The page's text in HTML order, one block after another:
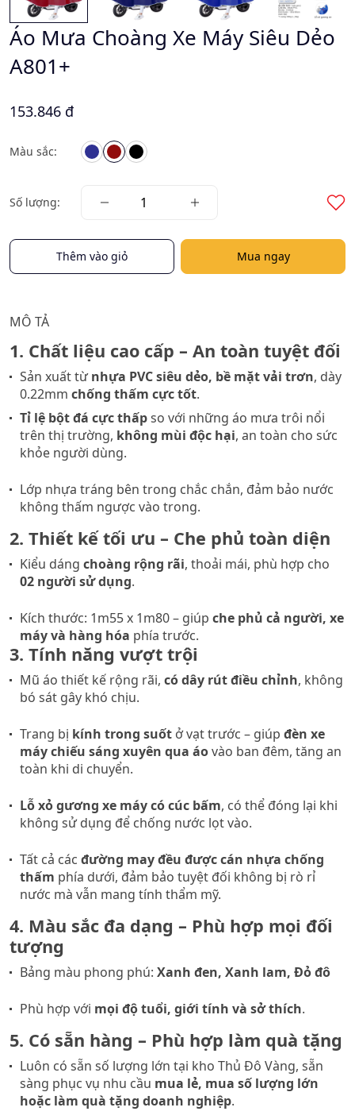
Áo Mưa Choàng Xe Máy Siêu Dẻo
A801+
153.846 đ
Màu sắc:
Số lượng:
Thêm vào giỏ Mua ngay
MÔ TẢ
1. Chất liệu cao cấp – An toàn tuyệt đối
Sản xuất từnhựa PVC siêu dẻo, bề mặt vải trơn, dày
0.22mm chống thấm cực tốt.
Tỉ lệ bột đá cực thấpso với những áo mưa trôi nổi
trên thị trường, không mùi độc hại, an toàn cho sức
khỏe người dùng.
Lớp nhựa tráng bên trong chắc chắn, đảm bảo nước
không thấm ngược vào trong.
2. Thiết kế tối ưu – Che phủ toàn diện
Kiểu dáng choàng rộng rãi, thoải mái, phù hợp cho
02 người sử dụng.
Kích thước: 1m55 x 1m80 – giúp che phủ cả người, xe
máy và hàng hóa phía trước.
3. Tính năng vượt trội
Mũ áo thiết kế rộng rãi, có dây rút điều chỉnh, không
bó sát gây khó chịu.
Trang bị kính trong suốt ở vạt trước – giúp đèn xe
máy chiếu sáng xuyên qua áovào ban đêm, tăng an
toàn khi di chuyển.
Lỗ xỏ gương xe máy có cúc bấm, có thể đóng lại khi
không sử dụng để chống nước lọt vào.
Tất cả các đường may đều được cán nhựa chống
thấm phía dưới, đảm bảo tuyệt đối không bị rò rỉ
nước mà vẫn mang tính thẩm mỹ.
4. Màu sắc đa dạng – Phù hợp mọi đối
tượng
Bảng màu phong phú: Xanh đen, Xanh lam, Đỏ đô
Phù hợp với mọi độ tuổi, giới tính và sở thích.
5. Có sẵn hàng – Phù hợp làm quà tặng
Luôn có sẵn số lượng lớn tại kho Thủ Đô Vàng, sẵn
sàng phục vụ nhu cầu mua lẻ, mua số lượng lớn
hoặc làm quà tặng doanh nghiệp.